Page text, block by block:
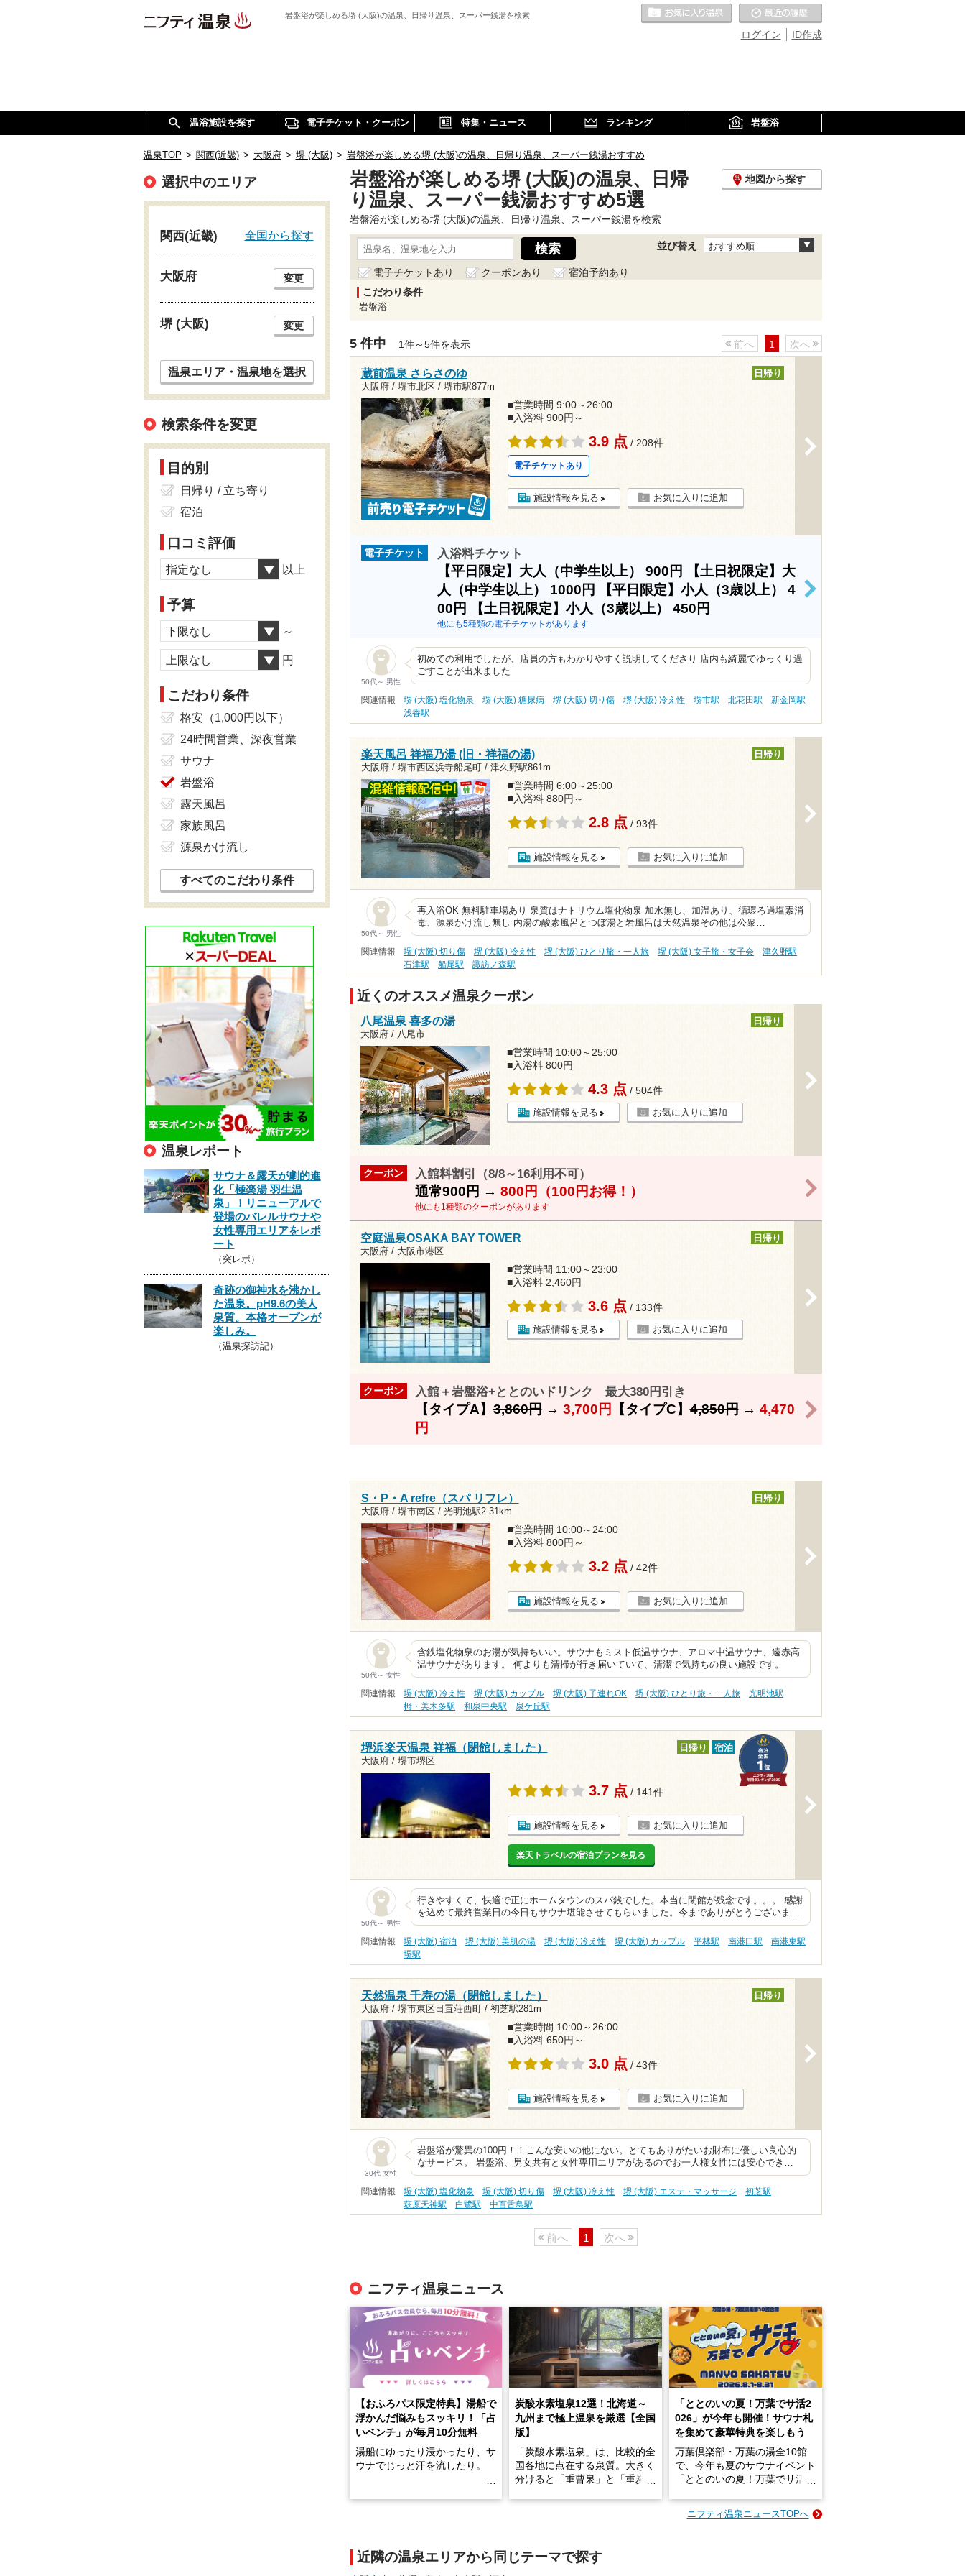
岩盤浴が楽しめる堺 (大阪)の温泉、日帰り温泉、スーパー銭湯を検索
ID作成
ログイン
お気に入りの温泉
温浴施設を探す 電子チケット・クーポン 特集・ニュース ランキング 岩盤浴
温泉TOP > 関西(近畿) > 大阪府 > 堺 (大阪) > 岩盤浴が楽しめる堺 (大阪)の温泉、日帰り温泉、スーパー銭湯おすすめ
岩盤浴が楽しめる堺 (大阪)の温泉、日帰
り温泉、スーパー銭湯おすすめ5選
地図から探す
岩盤浴が楽しめる堺 (大阪)の温泉、日帰り温泉、スーパー銭湯を検索
並び替え おすすめ順
電子チケットあり クーポンあり
宿泊予約あり
こだわり条件
岩盤浴
5 件中 1件～5件を表示 前へ 1 次へ
蔵前温泉 さらさのゆ
大阪府 / 堺市北区 / 堺市駅877m
日帰り
■営業時間 9:00～26:00
■入浴料 900円～
3.9 点 / 208件
電子チケットあり
施設情報を見る お気に入りに追加
電子チケット 入浴料チケット
【平日限定】大人（中学生以上） 900円
【土日祝限定】大
人（中学生以上） 1000円 【平日限定】小人（3歳以上） 4
00円
【土日祝限定】小人（3歳以上） 450円
他にも5種類の電子チケットがあります
>
50代～ 男性
初めての利用でしたが、店員の方もわかりやすく説明してくださり 店内も綺麗でゆっくり過
ごすことが出来ました
関連情報 堺 (大阪) 塩化物泉 堺 (大阪) 糖尿病 堺 (大阪) 切り傷 堺 (大阪) 冷え性 堺市駅 北花田駅
新金岡駅
浅香駅
楽天風呂 祥福乃湯 (旧・祥福の湯)
大阪府 / 堺市西区浜寺船尾町 / 津久野駅861m
日帰り
■営業時間 6:00～25:00
■入浴料 880円～
2.8 点 / 93件
施設情報を見る お気に入りに追加
50代～ 男性
再入浴OK 無料駐車場あり 泉質はナトリウム塩化物泉 加水無し、加温あり、循環ろ過塩素消
毒、源泉かけ流し無し 内湯の酸素風呂とつぼ湯と岩風呂は天然温泉その他は公衆…
関連情報 堺 (大阪) 切り傷 堺 (大阪) 冷え性 堺 (大阪) ひとり旅・一人旅 堺 (大阪) 女子旅・女子会
津久野駅
石津駅
船尾駅 諏訪ノ森駅
近くのオススメ温泉クーポン
八尾温泉 喜多の湯
大阪府 / 八尾市
日帰り
■営業時間 10:00～25:00
■入浴料 800円
4.3 点 / 504件
施設情報を見る お気に入りに追加
クーポン 入館料割引（8/8～16利用不可）
通常900円→ 800円（100円お得！）
他にも1種類のクーポンがあります
空庭温泉OSAKA BAY TOWER
大阪府 / 大阪市港区
日帰り
■営業時間 11:00～23:00
■入浴料 2,460円
3.6 点 / 133件
施設情報を見る お気に入りに追加
クーポン 入館＋岩盤浴+ととのいドリンク 最大380円引き
【タイプA】3,860円→ 3,700円 【タイプC】4,850円→ 4,470
円
S・P・A refre（スパ リフレ）
大阪府 / 堺市南区 / 光明池駅2.31km
日帰り
■営業時間 10:00～24:00
■入浴料 800円～
3.2 点 / 42件
施設情報を見る お気に入りに追加
50代～ 女性
含鉄塩化物泉のお湯が気持ちいい。サウナもミスト低温サウナ、アロマ中温サウナ、遠赤高
温サウナがあります。 何よりも清掃が行き届いていて、清潔で気持ちの良い施設です。
関連情報 堺 (大阪) 冷え性 堺 (大阪) カップル 堺 (大阪) 子連れOK 堺 (大阪) ひとり旅・一人旅
光明池駅
栂・美木多駅
和泉中央駅 泉ケ丘駅
堺浜楽天温泉 祥福（閉館しました）
大阪府 / 堺市堺区
日帰り 宿泊
3.7 点 / 141件
施設情報を見る お気に入りに追加
楽天トラベルの宿泊プランを見る
50代～ 男性
行きやすくて、快適で正にホームタウンのスパ銭でした。本当に閉館が残念です。。。 感謝
を込めて最終営業日の今日もサウナ堪能させてもらいました。今までありがとうございま…
関連情報 堺 (大阪) 宿泊 堺 (大阪) 美肌の湯 堺 (大阪) 冷え性 堺 (大阪) カップル 平林駅 南港口駅
南港東駅
堺駅
天然温泉 千寿の湯（閉館しました）
大阪府 / 堺市東区日置荘西町 / 初芝駅281m
日帰り
■営業時間 10:00～26:00
■入浴料 650円～
3.0 点 / 43件
施設情報を見る お気に入りに追加
30代 女性
岩盤浴が驚異の100円！！こんな安いの他にない。とてもありがたいお財布に優しい良心的
なサービス。 岩盤浴、男女共有と女性専用エリアがあるのでお一人様女性には安心でき…
関連情報 堺 (大阪) 塩化物泉 堺 (大阪) 切り傷 堺 (大阪) 冷え性 堺 (大阪) エステ・マッサージ
初芝駅
萩原天神駅
白鷺駅 中百舌鳥駅
前へ 1 次へ
ニフティ温泉ニュース
【おふろパス限定特典】湯船で
浮かんだ悩みもスッキリ！「占
いベンチ」が毎月10分無料
湯船にゆったり浸かったり、サ
ウナでじっと汗を流したり。
た「これからのこと」や「ちょ
っとした悩み」が、頭に浮かん
炭酸水素塩泉12選！北海道～
九州まで極上温泉を厳選【全国
版】
「炭酸水素塩泉」は、比較的全
国各地に点在する泉質。大きく
分けると「重曹泉」と「重炭酸
す。
「ととのいの夏！万葉でサ活2
026」が今年も開催！サウナ札
を集めて豪華特典を楽しもう
万葉倶楽部・万葉の湯全10館
で、今年も夏のサウナイベント
「ととのいの夏！万葉でサ活2
2026年8月1日（土）～8月31
ニフティ温泉ニュースTOPへ
近隣の温泉エリアから同じテーマで探す
選択中のエリア
関西(近畿) 全国から探す
大阪府 変更
堺 (大阪) 変更
温泉エリア・温泉地を選択
検索条件を変更
目的別
日帰り / 立ち寄り
宿泊
口コミ評価
指定なし 以上
予算
下限なし ～
上限なし 円
こだわり条件
格安（1,000円以下）
24時間営業、深夜営業
サウナ
岩盤浴
露天風呂
家族風呂
源泉かけ流し
すべてのこだわり条件
温泉レポート
サウナ＆露天が劇的進
化「極楽湯 羽生温
泉」！リニューアルで
登場のバレルサウナや
女性専用エリアをレポ
ート
（突レポ）
奇跡の御神水を沸かし
た温泉。pH9.6の美人
泉質。本格オープンが
楽しみ。
（温泉探訪記）